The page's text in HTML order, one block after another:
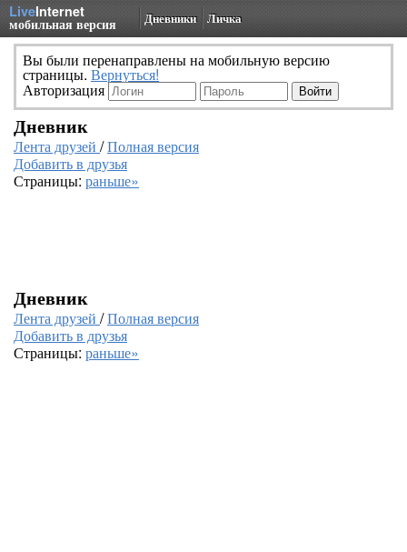
LiveInternet
мобильная версия Дневники Личка
Вы были перенаправлены на мобильную версию
страницы. Вернуться!
Авторизация
Дневник
Лента друзей /Полная версия
Добавить в друзья
Страницы: раньше»
Дневник
Лента друзей /Полная версия
Добавить в друзья
Страницы: раньше»